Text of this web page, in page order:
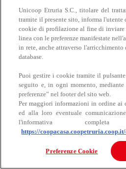
Carne
Bovino
Unicoop Etruria S.C., titolare del
tramite il presente sito, informa l'utente
cookie di profilazione al fine di inviare
linea con le preferenze manifestate
in rete, anche attraverso
database.
Puoi gestire i cookie tramite il
seguito e, in ogni momento,
preferenze” nel footer del sito web.
Per maggiori informazioni in ordine
ed alla loro eventuale
l'informativa
https://
Preferenze Cookie